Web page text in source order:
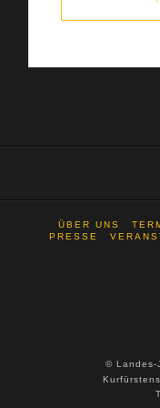
ÜBER UNS
PRESSE
© Landes-